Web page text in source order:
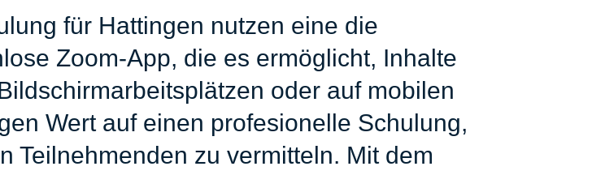
für Hattingen nutzen eine die
Zoom-App, die es ermöglicht, Inhalte
oder auf mobilen
Wert auf einen profesionelle Schulung,
Teilnehmenden zu vermitteln. Mit dem